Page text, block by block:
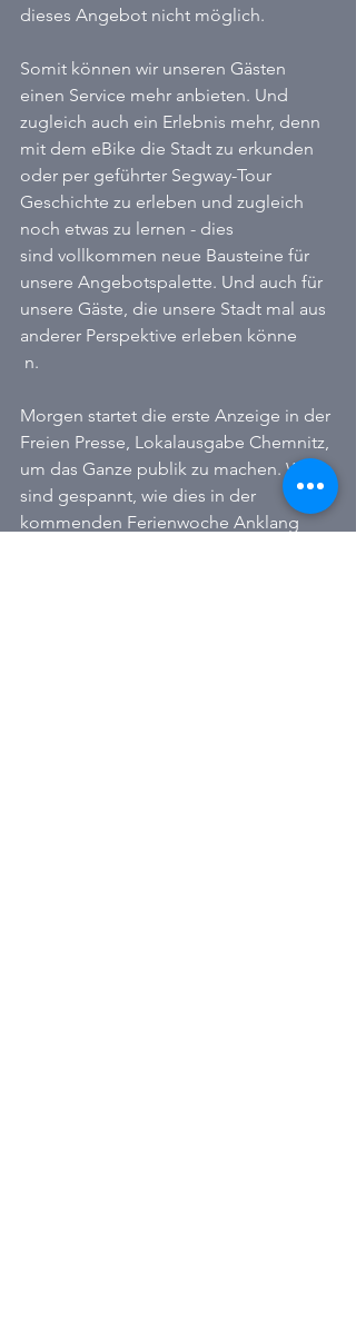
dieses Angebot nicht möglich.
Somit können wir unseren Gästen
einen Service mehr anbieten. Und
zugleich auch ein Erlebnis mehr, denn
mit dem eBike die Stadt zu erkunden
oder per geführter Segway-Tour
Geschichte zu erleben und zugleich
noch etwas zu lernen - dies
sind vollkommen neue Bausteine für
unsere Angebotspalette. Und auch für
unsere Gäste, die unsere Stadt mal aus
anderer Perspektive erleben könne
n.
Morgen startet die erste Anzeige in der
Freien Presse, Lokalausgabe Chemnitz,
um das Ganze publik zu machen. Wir
sind gespannt, wie dies in der
kommenden Ferienwoche Anklang